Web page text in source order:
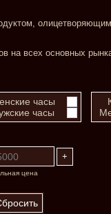
на всех основных
часы
часы
цена